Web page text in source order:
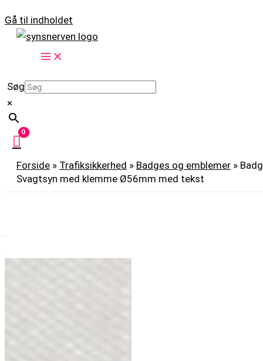
Gå til indholdet
Søg
×
Forside » Trafiksikkerhed » Badges og emblemer »
Svagtsyn med klemme Ø56mm med tekst